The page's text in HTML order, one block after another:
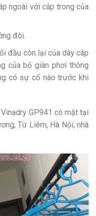
ngoài với cáp trong của
đôi.
đầu còn lại của dây cáp
của bộ giàn phơi thông
có sự cố nào trước khi
GP941 có mặt tại
Từ Liêm, Hà Nội, nhà